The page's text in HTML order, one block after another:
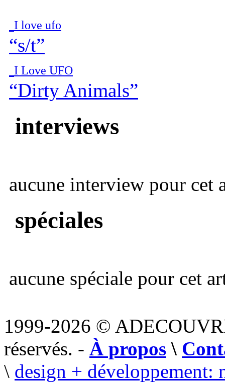
I love ufo
“s/t”
I Love UFO
“Dirty Animals”
interviews
aucune interview pour cet
spéciales
aucune spéciale pour cet
1999-2026 ©
réservés. - À propos \
\ design + développement: